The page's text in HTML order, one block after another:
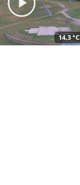
14,3 °C